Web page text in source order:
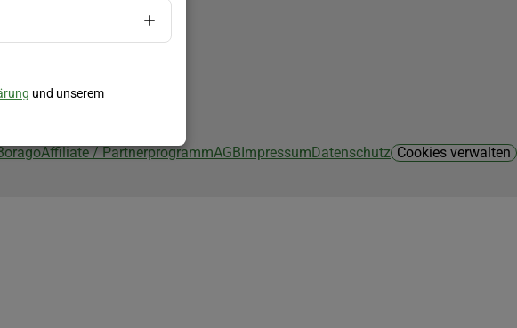
Affiliate / PartnerprogrammAGBImpressumDatenschutz Cookies verwalten
und unserem